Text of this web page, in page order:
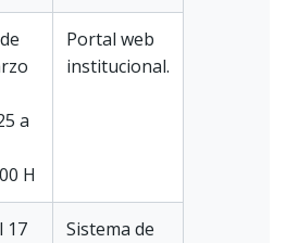
a
H
Portal web
institucional.
17
Sistema de